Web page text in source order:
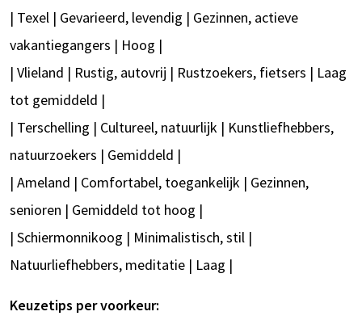
| Texel | Gevarieerd, levendig | Gezinnen, actieve
vakantiegangers | Hoog |
| Vlieland | Rustig, autovrij | Rustzoekers, fietsers | Laag
tot gemiddeld |
| Terschelling | Cultureel, natuurlijk | Kunstliefhebbers,
natuurzoekers | Gemiddeld |
| Ameland | Comfortabel, toegankelijk | Gezinnen,
senioren | Gemiddeld tot hoog |
| Schiermonnikoog | Minimalistisch, stil |
Natuurliefhebbers, meditatie | Laag |
Keuzetips per voorkeur: